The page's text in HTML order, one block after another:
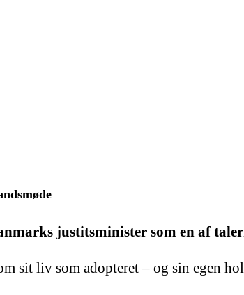
justitsminister som en af
sit liv som adopteret – og sin egen